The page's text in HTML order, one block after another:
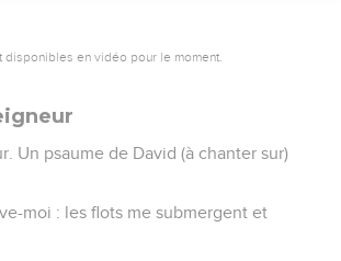
disponibles en vidéo pour le moment.
Un psaume de David (à chanter sur)
moi : les flots me submergent et